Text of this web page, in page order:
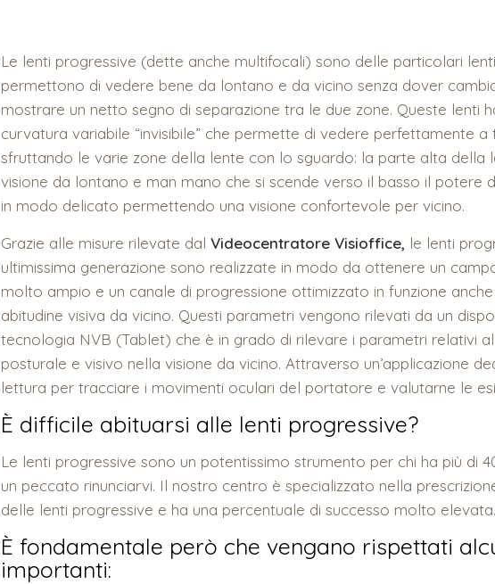
Le lenti progressive (dette anche multifocali) sono delle particolari
permettono di vedere bene da lontano e da vicino senza dover
mostrare un netto segno di separazione tra le due zone. Queste lenti
curvatura variabile “invisibile” che permette di vedere perfettamente a
sfruttando le varie zone della lente con lo sguardo: la parte alta della
visione da lontano e man mano che si scende verso il basso il potere
in modo delicato permettendo una visione confortevole per vicino.
Grazie alle misure rilevate dal Videocentratore Visioffice, le lenti
ultimissima generazione sono realizzate in modo da ottenere un
molto ampio e un canale di progressione ottimizzato in funzione
abitudine visiva da vicino. Questi parametri vengono rilevati da un
tecnologia NVB (Tablet) che è in grado di rilevare i parametri relativi
posturale e visivo nella visione da vicino. Attraverso un’applicazione
lettura per tracciare i movimenti oculari del portatore e valutarne le
È difficile abituarsi alle lenti progressive?
Le lenti progressive sono un potentissimo strumento per chi ha più di
un peccato rinunciarvi. Il nostro centro è specializzato nella
delle lenti progressive e ha una percentuale di successo molto elevata.
È fondamentale però che vengano rispettati
importanti: